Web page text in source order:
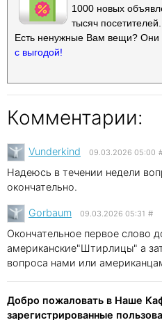
1000 новых
тысяч посетителей.
Есть ненужные Вам вещи? Они
с выгодой!
Комментарии:
Vunderkind 09.03.2026 05:00
Надеюсь в течении недели
окончательно.
Gorbaum 09.03.2026 05:31 #
Окончательное первое слово
американские"Штирлицы" а
вопроса нами или
Добро пожаловать в Наше
зарегистрированные